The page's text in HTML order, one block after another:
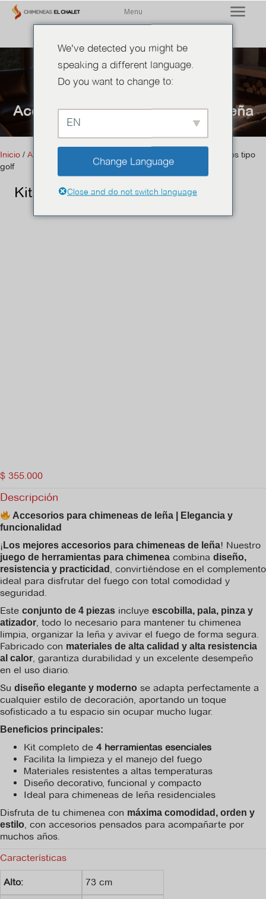
Menu
Accesorios para chimeneas de leña
Inicio / Accesorios para chimeneas de leña
/ Kit de accesorios tipo
golf
Kit de accesorios tipo golf
$ 355.000
Descripción
Accesorios para chimeneas de leña | Elegancia y
funcionalidad
¡ Los mejores accesorios para chimeneas de leña! Nuestro
juego de herramientas para chimenea combina diseño,
resistencia y practicidad , convirtiéndose en el complemento
ideal para disfrutar del fuego con total comodidad y
seguridad.
Este conjunto de 4 piezas incluye escobilla, pala, pinza y
atizador, todo lo necesario para mantener tu chimenea
limpia, organizar la leña y avivar el fuego de forma segura.
Fabricado con materiales de alta calidad y alta resistencia
al calor, garantiza durabilidad y un excelente desempeño
en el uso diario.
Su diseño elegante y moderno se adapta perfectamente a
cualquier estilo de decoración, aportando un toque
sofisticado a tu espacio sin ocupar mucho lugar.
Beneficios principales:
Kit completo de 4 herramientas esenciales
Facilita la limpieza y el manejo del fuego
Materiales resistentes a altas temperaturas
Diseño decorativo, funcional y compacto
Ideal para chimeneas de leña residenciales
Disfruta de tu chimenea con máxima comodidad, orden y
estilo, con accesorios pensados para acompañarte por
muchos años.
Características
Alto: 73 cm
We've detected you might be
speaking a different language.
Do you want to change to:
EN
Change Language
Close and do not switch language